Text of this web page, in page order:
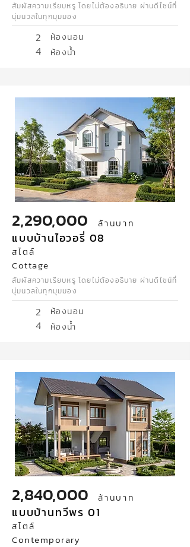
สัมผัสความเรียบหรู โดยไม่ต้องอธิบาย ผ่านดีไซน์ที่
นุ่มนวลในทุกมุมมอง
2 ห้องนอน
4 ห้องน้ำ
2,290,000 ล้านบาท
แบบบ้านไอวอรี่ 08
สไตล์
Cottage
สัมผัสความเรียบหรู โดยไม่ต้องอธิบาย ผ่านดีไซน์ที่
นุ่มนวลในทุกมุมมอง
2 ห้องนอน
4 ห้องน้ำ
2,840,000 ล้านบาท
แบบบ้านทวีพร 01
สไตล์
Contemporary